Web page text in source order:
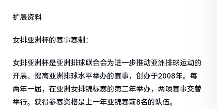
扩展资料
女排亚洲杯的赛事赛制：
女排亚洲杯是亚洲排球联合会为进一步推动亚洲排球运动的
开展、提高亚洲排球水平举办的赛事，创办于2008年。每
两年一届，在亚洲女排锦标赛的第二年举办，两项赛事交替
举行。获得参赛资格是上一年亚锦赛前8名的队伍。